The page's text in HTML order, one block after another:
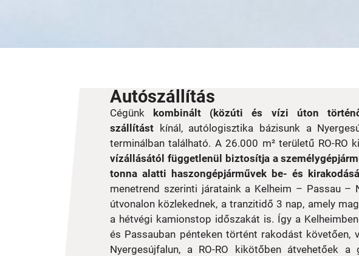
Autószállítás
Cégünk kombinált (közúti és vízi úton
szállítástkínál, autólogisztika bázisunk a
terminálban található. A 26.000 m² területű RO-RO
vízállásától függetlenül biztosítja a
tonna alatti haszongépjárművek be- és
menetrend szerinti járataink a Kelheim – Passau –
útvonalon közlekednek, a tranzitidő 3 nap, amely
a hétvégi kamionstop időszakát is. Így a
és Passauban pénteken történt rakodást követően,
Nyergesújfalun, a RO-RO kikötőben átvehetőek a